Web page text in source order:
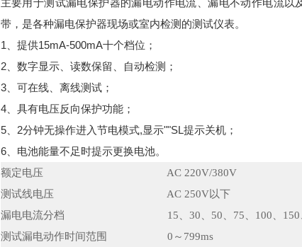
主要用于测试漏电保护器的漏电动作电流、漏电不动作电流
带，是各种漏电保护器现场或室内检测的测试仪表。
1、提供15mA-500mA十个档位；
2、数字显示、读数保留、自动检测；
3、可在线、离线测试；
4、具有电压反向保护功能；
5、2分钟无操作进入节电模式,显示""SL提示关机；
6、电池能量不足时提示更换电池。
额定电压
AC 220V/380V
测试线电压
AC 250V以下
漏电电流分档
15、30、50、75、100、150
测试漏电动作时间范围
0～799ms